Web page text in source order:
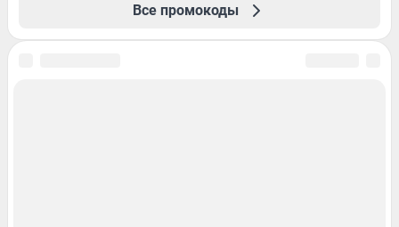
Все промокоды